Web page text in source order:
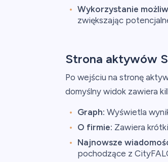
Wykorzystanie
zwiększając
Strona aktywów
Po wejściu na stronę
domyślny widok zawiera
Graph: Wyświetla
O firmie: Zawiera
Najnowsze
pochodzące z